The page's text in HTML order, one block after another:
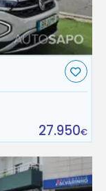
27.950€